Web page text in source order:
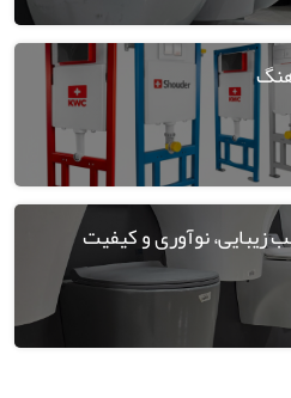
زیبایی، نوآوری و کیفیت